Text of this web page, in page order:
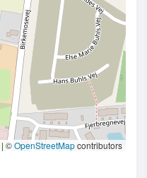
| ©OpenStreetMapcontributors